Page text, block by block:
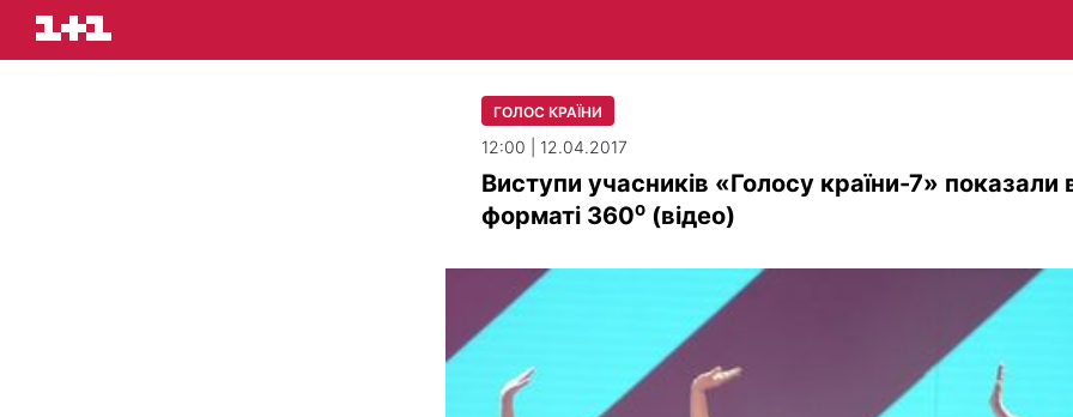
ГОЛОС КРАЇНИ
12:00 | 12.04.2017
Виступи учасників «Голосу країни-7» показали
форматі 360⁰ (відео)